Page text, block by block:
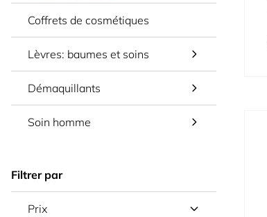
Coffrets de cosmétiques
Lèvres: baumes et soins
Démaquillants
Soin homme
Filtrer par
Prix